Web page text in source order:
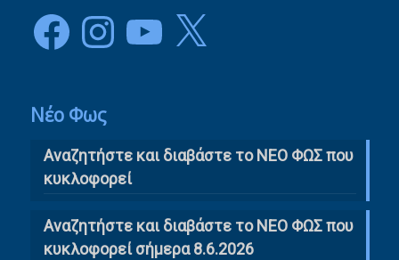
FacebookInstagramYouTube
X
Νέο Φως
Αναζητήστε και διαβάστε το NΕΟ ΦΩΣ που
κυκλοφορεί
Αναζητήστε και διαβάστε το ΝΕΟ ΦΩΣ που
κυκλοφορεί σήμερα 8.6.2026